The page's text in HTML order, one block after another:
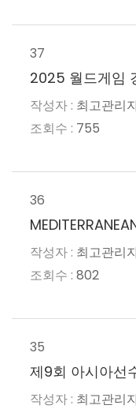
37
2025 월드게임
최고관리
755
36
최고관리
802
35
제9회 아시아선
최고관리